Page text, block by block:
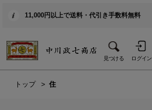
11,000円以上で送料・代引き手数料無料
見つける ログイン
トップ 住